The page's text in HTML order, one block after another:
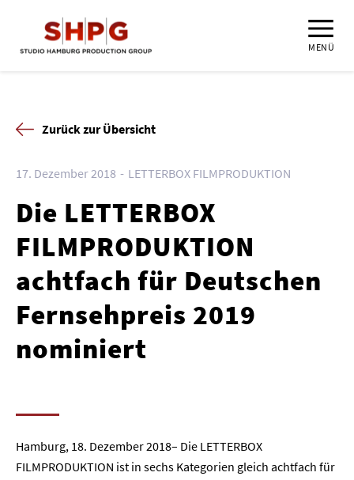
MENÜ
Zurück zur Übersicht
17. Dezember 2018 LETTERBOX FILMPRODUKTION
Die LETTERBOX
FILMPRODUKTION
achtfach für Deutschen
Fernsehpreis 2019
nominiert
Hamburg, 18. Dezember 2018– Die LETTERBOX
FILMPRODUKTION ist in sechs Kategorien gleich achtfach für